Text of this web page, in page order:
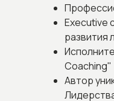
Executive
развития
Coaching"
Автор